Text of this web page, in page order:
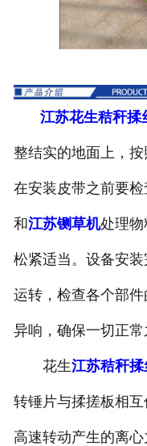
江苏花生秸秆揉
整结实的地面上，按
在安装皮带之前要
和江苏铡草机处理
松紧适当。设备安
运转，检查各个部
异响，确保一切正常
花生江苏秸秆揉
转锤片与揉搓板相
高速转动产生的离